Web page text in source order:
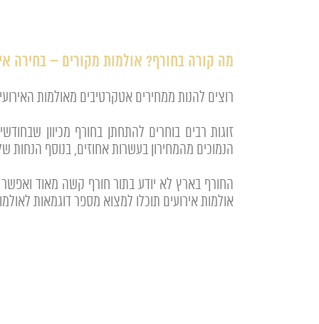
מה קורה בחורף? אולמות מקורים – בחירה
רוצים להנות ממחירים אטקרטיבים מאולמות
זוגות רבים בוחרים להתחתן בחורף מכיוון
הנמוכים מהמחירון בעשרות אחוזים, בנוסף הנחות
החורף בארץ לא יודע בתור חורף קשה מאוד
אולמות אירועים תוכלו למצוא מספר דוגמאות